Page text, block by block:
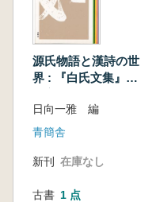
源氏物語と漢詩の世
界 : 『白氏文集』を
日向一雅 編
青簡舎
新刊 在庫なし
古書 1 点